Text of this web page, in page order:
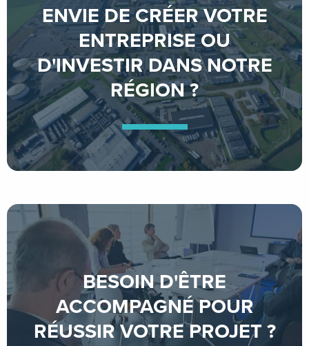
ENVIE DE CRÉER VOTRE
ENTREPRISE OU
D'INVESTIR DANS NOTRE
RÉGION ?
BESOIN D'ÊTRE
ACCOMPAGNÉ POUR
RÉUSSIR VOTRE PROJET ?